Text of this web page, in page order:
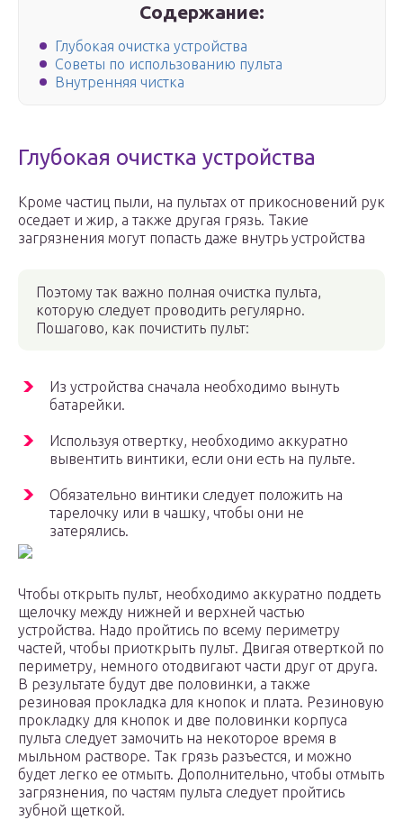
Содержание:
Глубокая очистка устройства
Советы по использованию пульта
Внутренняя чистка
Глубокая очистка устройства
Кроме частиц пыли, на пультах от прикосновений рук
оседает и жир, а также другая грязь. Такие
загрязнения могут попасть даже внутрь устройства
Поэтому так важно полная очистка пульта,
которую следует проводить регулярно.
Пошагово, как почистить пульт:
Из устройства сначала необходимо вынуть
батарейки.
Используя отвертку, необходимо аккуратно
вывентить винтики, если они есть на пульте.
Обязательно винтики следует положить на
тарелочку или в чашку, чтобы они не
затерялись.
Чтобы открыть пульт, необходимо аккуратно поддеть
щелочку между нижней и верхней частью
устройства. Надо пройтись по всему периметру
частей, чтобы приоткрыть пульт. Двигая отверткой по
периметру, немного отодвигают части друг от друга.
В результате будут две половинки, а также
резиновая прокладка для кнопок и плата. Резиновую
прокладку для кнопок и две половинки корпуса
пульта следует замочить на некоторое время в
мыльном растворе. Так грязь разъестся, и можно
будет легко ее отмыть. Дополнительно, чтобы отмыть
загрязнения, по частям пульта следует пройтись
зубной щеткой.